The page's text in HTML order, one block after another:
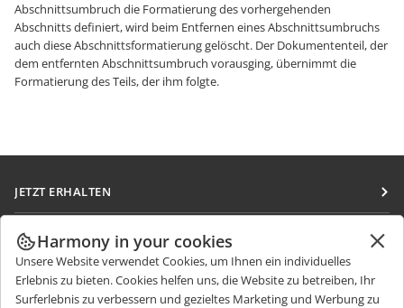
Abschnittsumbruch die Formatierung des vorhergehenden
Abschnitts definiert, wird beim Entfernen eines Abschnittsumbruchs
auch diese Abschnittsformatierung gelöscht. Der Dokumententeil, der
dem entfernten Abschnittsumbruch vorausging, übernimmt die
Formatierung des Teils, der ihm folgte.
JETZT ERHALTEN
Docs
DocSpace
Workspace
ZUSAMMENARBEITEN
Für Mitwirkende
Für Übersetzer
NACHRICHTEN ERHALTEN
Harmony in your cookies
Unsere Website verwendet Cookies, um Ihnen ein individuelles
Erlebnis zu bieten. Cookies helfen uns, die Website zu betreiben, Ihr
Surferlebnis zu verbessern und gezieltes Marketing und Werbung zu